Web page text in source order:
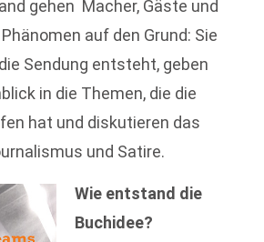
gehen Macher, Gäste und
auf den Grund: Sie
Sendung entsteht, geben
in die Themen, die die
hat und diskutieren das
und Satire.
Wie entstand die
Buchidee?